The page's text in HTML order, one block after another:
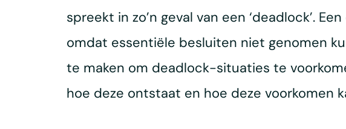
spreekt in zo’n geval van een ‘deadlock’.
omdat essentiële besluiten niet genomen
te maken om deadlock-situaties te
hoe deze ontstaat en hoe deze voorkomen